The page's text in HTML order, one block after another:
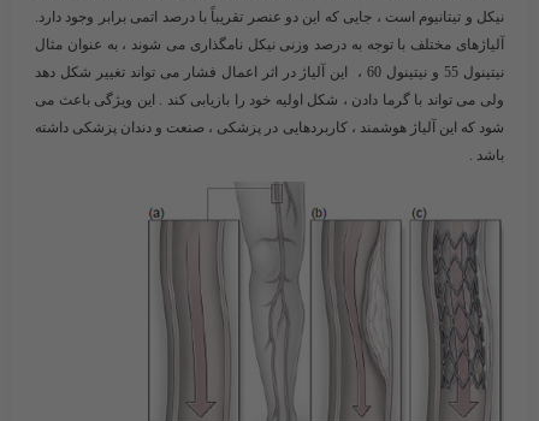
نیکل و تیتانیوم است ، جایی که این دو عنصر تقریباً با درصد اتمی برابر وجود دارد.
آلیاژهای مختلف با توجه به درصد وزنی نیکل نامگذاری می شوند ، به عنوان مثال
نیتینول 55 و نیتینول 60 ، این آلیاژ در اثر اعمال فشار می تواند تغییر شکل دهد
ولی می تواند با گرما دادن ، شکل اولیه خود را بازیابی کند . این ویژگی باعث می
شود که این آلیاژ هوشمند ، کاربردهایی در پزشکی ، صنعت و دندان پزشکی داشته
باشد .